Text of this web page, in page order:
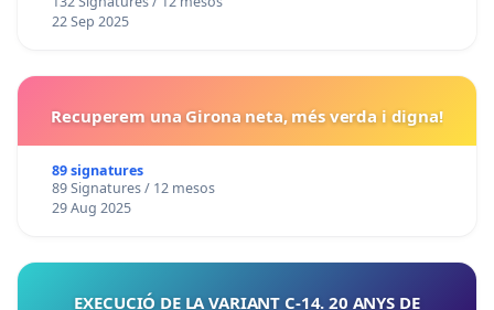
22 Sep 2025
Recuperem una Girona neta, més verda i digna!
89 signatures
89 Signatures / 12 mesos
29 Aug 2025
EXECUCIÓ DE LA VARIANT C-14. 20 ANYS DE